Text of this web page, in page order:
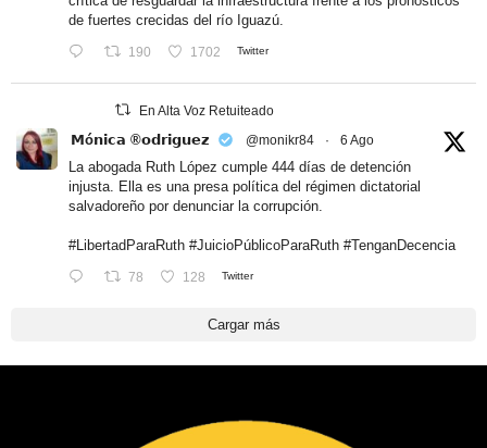
de fuertes crecidas del río Iguazú.
190 1702 Twitter
En Alta Voz Retuiteado
𝗠ó𝗻𝗶𝗰𝗮 ®𝗼𝗱𝗿𝗶𝗴𝘂𝗲𝘇 @monikr84 · 6 Ago
La abogada Ruth López cumple 444 días de detención
injusta. Ella es una presa política del régimen dictatorial
salvadoreño por denunciar la corrupción.
#LibertadParaRuth #JuicioPúblicoParaRuth #TenganDecencia
78 128 Twitter
Cargar más